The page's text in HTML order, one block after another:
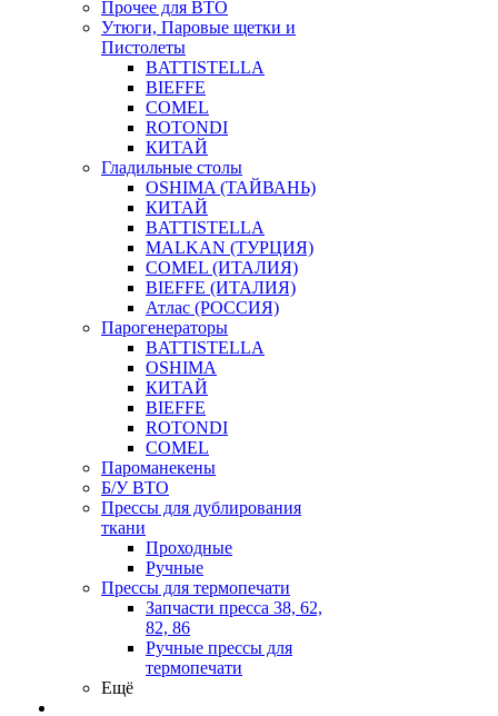
Прочее для ВТО
Утюги, Паровые щетки и
Пистолеты
BATTISTELLA
BIEFFE
COMEL
ROTONDI
КИТАЙ
Гладильные столы
OSHIMA (ТАЙВАНЬ)
КИТАЙ
BATTISTELLA
MALKAN (ТУРЦИЯ)
COMEL (ИТАЛИЯ)
BIEFFE (ИТАЛИЯ)
Атлас (РОССИЯ)
Парогенераторы
BATTISTELLA
OSHIMA
КИТАЙ
BIEFFE
ROTONDI
COMEL
Пароманекены
Б/У ВТО
Прессы для дублирования
ткани
Проходные
Ручные
Прессы для термопечати
Запчасти пресса 38, 62,
82, 86
Ручные прессы для
термопечати
Ещё